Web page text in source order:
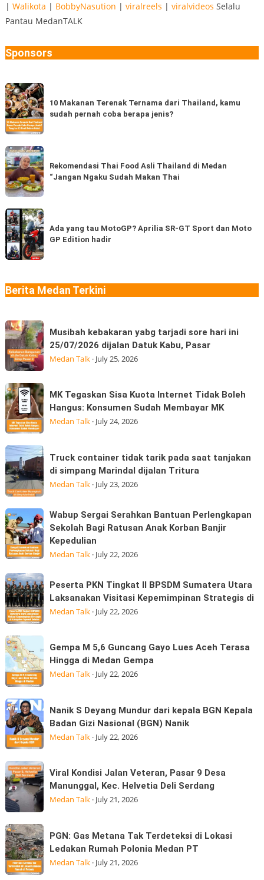
| Walikota | BobbyNasution | viralreels | viralvideos Selalu
Pantau MedanTALK
Sponsors
10
Makanan
Terenak
Ternama
dari
Thailand,
kamu
sudah
coba
berapa
jenis?
10 Makanan Terenak Ternama dari Thailand, kamu
sudah pernah coba berapa jenis?
Rekomendasi
Thai
Food
Asli
Thailand
di
Medan
“Jangan
Makan
Rekomendasi Thai Food Asli Thailand di Medan
“Jangan Ngaku Sudah Makan Thai
Ada
yang
tau
MotoGP?
SR-
GT
dan
Moto
GP
Edition
hadir
Ada yang tau MotoGP? Aprilia SR-GT Sport dan Moto
GP Edition hadir
Berita Medan Terkini
Musibah
kebakaran
yabg
tarjadi
sore
hari
ini
25/07/2026
Datuk
Kabu,
Pasar
Musibah kebakaran yabg tarjadi sore hari ini
25/07/2026 dijalan Datuk Kabu, Pasar
Medan Talk· July 25, 2026
MK
Tegaskan
Sisa
Kuota
Internet
Tidak
Boleh
Hangus:
Sudah
Membayar
MK
MK Tegaskan Sisa Kuota Internet Tidak Boleh
Hangus: Konsumen Sudah Membayar MK
Medan Talk· July 24, 2026
Truck
container
tidak
tarik
pada
saat
tanjakan
di
Marindal
dijalan
Tritura
Truck container tidak tarik pada saat tanjakan
di simpang Marindal dijalan Tritura
Medan Talk· July 23, 2026
Wabup
Sergai
Serahkan
Bantuan
Perlengkapan
Sekolah
Bagi
Ratusan
Anak
Korban
Banjir
Kepedulian
Wabup Sergai Serahkan Bantuan Perlengkapan
Sekolah Bagi Ratusan Anak Korban Banjir
Kepedulian
Medan Talk· July 22, 2026
Peserta
PKN
Tingkat
II
BPSDM
Sumatera
Utara
Laksanakan
Kepemimpinan
Strategis
di
Peserta PKN Tingkat II BPSDM Sumatera Utara
Laksanakan Visitasi Kepemimpinan Strategis di
Medan Talk· July 22, 2026
Gempa
M
5,6
Guncang
Gayo
Lues
Aceh
Terasa
di
Medan
Gempa
Gempa M 5,6 Guncang Gayo Lues Aceh Terasa
Hingga di Medan Gempa
Medan Talk· July 22, 2026
Nanik
S
Deyang
Mundur
dari
kepala
BGN
Kepala
Gizi
Nasional
(BGN) Nanik
Nanik S Deyang Mundur dari kepala BGN Kepala
Badan Gizi Nasional (BGN) Nanik
Medan Talk· July 22, 2026
Viral
Kondisi
Jalan
Veteran,
Pasar
9
Desa
Manunggal,
Viral Kondisi Jalan Veteran, Pasar 9 Desa
Manunggal, Kec. Helvetia Deli Serdang
Medan Talk· July 21, 2026
PGN:
Gas
Metana
Tak
PGN: Gas Metana Tak Terdeteksi di Lokasi
Ledakan Rumah Polonia Medan PT
Medan Talk· July 21, 2026